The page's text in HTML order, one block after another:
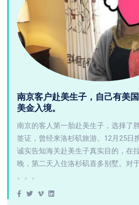
南京客户赴美生子，自己有美
美金入境。
南京的客人第一胎赴美生子，选择了
签证，曾经来洛杉矶旅游。12月25日
诚实告知海关赴美生子真实目的，在
晚，第二天入住洛杉矶喜多别墅。对
。。。